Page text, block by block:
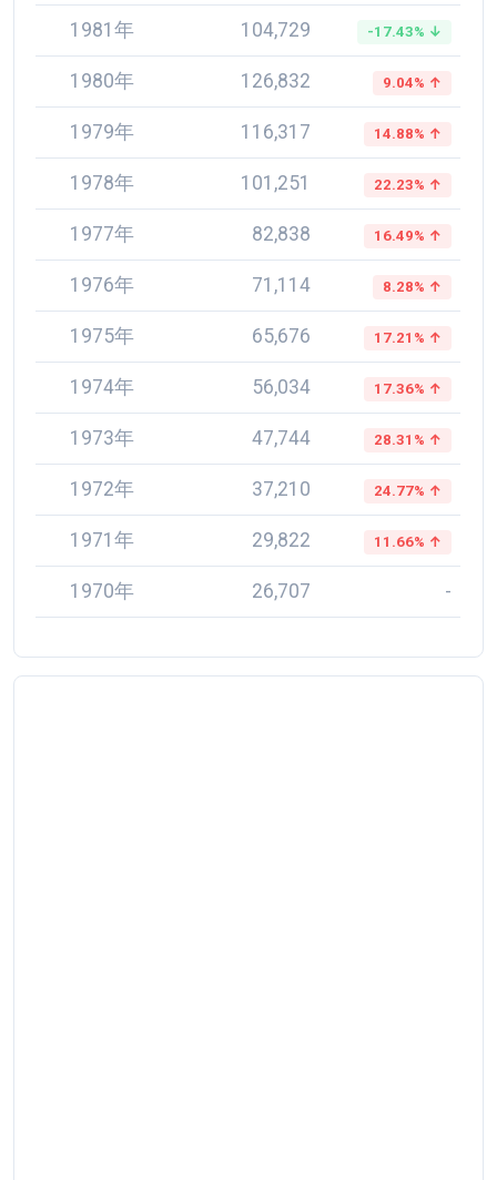
1981年 104,729 -17.43% ↓
1980年 126,832 9.04% ↑
1979年 116,317 14.88% ↑
1978年 101,251 22.23% ↑
1977年 82,838 16.49% ↑
1976年 71,114 8.28% ↑
1975年 65,676 17.21% ↑
1974年 56,034 17.36% ↑
1973年 47,744 28.31% ↑
1972年 37,210 24.77% ↑
1971年 29,822 11.66% ↑
1970年 26,707 -